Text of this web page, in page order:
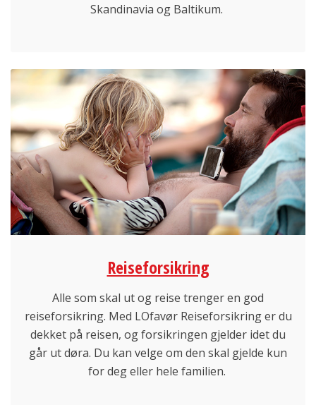
Skandinavia og Baltikum.
Reiseforsikring
Alle som skal ut og reise trenger en god
reiseforsikring. Med LOfavør Reiseforsikring er du
dekket på reisen, og forsikringen gjelder idet du
går ut døra. Du kan velge om den skal gjelde kun
for deg eller hele familien.